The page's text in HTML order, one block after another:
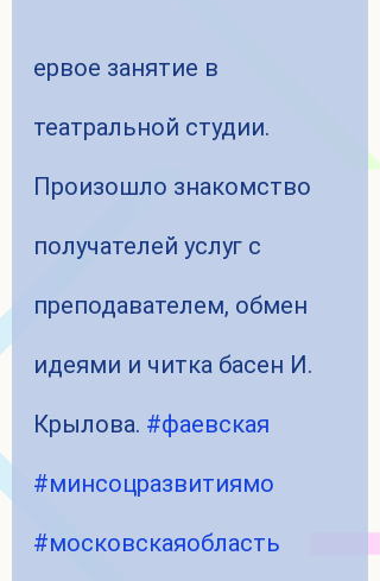
ервое занятие в
театральной студии.
Произошло знакомство
получателей услуг с
преподавателем, обмен
идеями и читка басен И.
Крылова. #фаевская
#минсоцразвитиямо
#московскаяобласть